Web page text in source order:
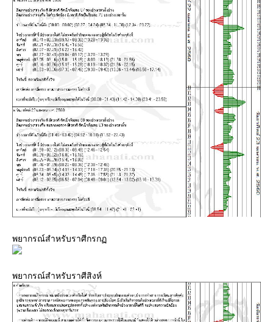
พยากรณ์สำหรับราศีกรก
พยากรณ์สำหรับราศีสิงห์